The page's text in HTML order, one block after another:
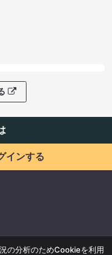
インする
の分析のためCookieを利用